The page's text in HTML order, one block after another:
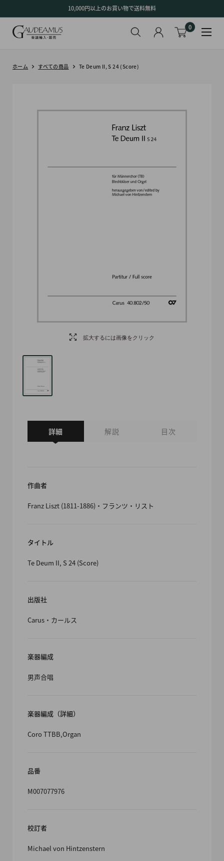
ン
10,000円以上のお買い物で送料無料
0
ホーム すべての商品 Te Deum II, S 24 (Score)
拡大するには画像をクリック
詳細 解説 目次
作曲者
Franz Liszt (1811-1886)・フランツ・リスト
タイトル
Te Deum II, S 24 (Score)
出版社
Carus・カールス
楽器編成
男声合唱
楽器編成（詳細）
Coro TTBB,Organ
品番
M007077976
校訂者
Michael von Hintzenstern